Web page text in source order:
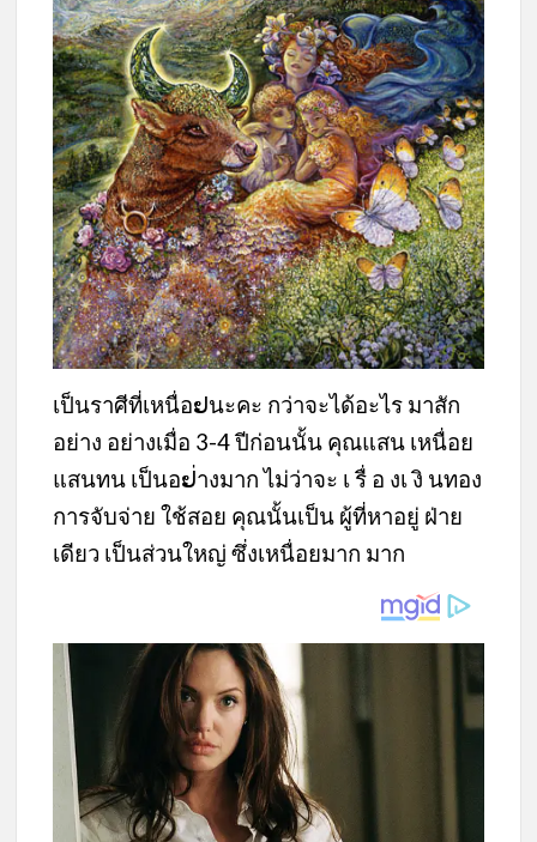
เป็นราศีที่เหนื่อຢนะคะ กว่าจะได้อะไร มาสัก
อย่าง อย่างเมื่อ 3-4 ปีก่อนนั้น คุณแสน เหนื่อย
แสนทน เป็นอຢ่างมาก ไม่ว่าจะ เ รื่ อ งเ งิ นทอง
การจับจ่าย ใช้สอย คุณนั้นเป็น ผู้ที่หาอยู่ ฝ่าย
เดียว เป็นส่วนใหญ่ ซึ่งเหนื่อยมาก มาก